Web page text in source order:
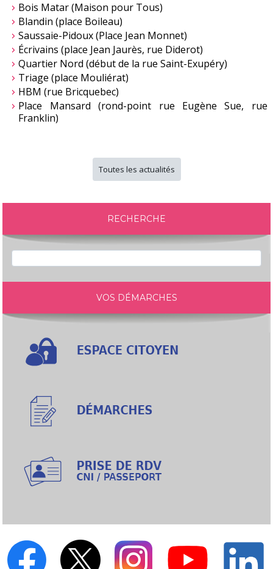
Bois Matar (Maison pour Tous)
Blandin (place Boileau)
Saussaie-Pidoux (Place Jean Monnet)
Écrivains (place Jean Jaurès, rue Diderot)
Quartier Nord (début de la rue Saint-Exupéry)
Triage (place Mouliérat)
HBM (rue Bricquebec)
Place Mansard (rond-point rue Eugène Sue, rue
Franklin)
Toutes les actualités
RECHERCHE
VOS DÉMARCHES